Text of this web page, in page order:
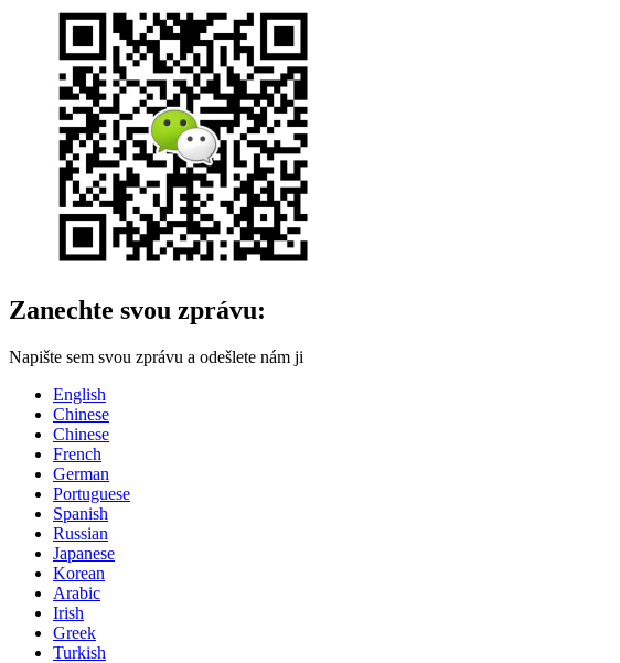
Zanechte svou zprávu:
Napište sem svou zprávu a odešlete nám ji
English
Chinese
Chinese
French
German
Portuguese
Spanish
Russian
Japanese
Korean
Arabic
Irish
Greek
Turkish